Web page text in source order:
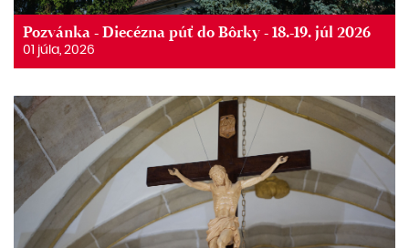
Pozvánka - Diecézna púť do Bôrky - 18.-19. júl 2026
01 júla, 2026